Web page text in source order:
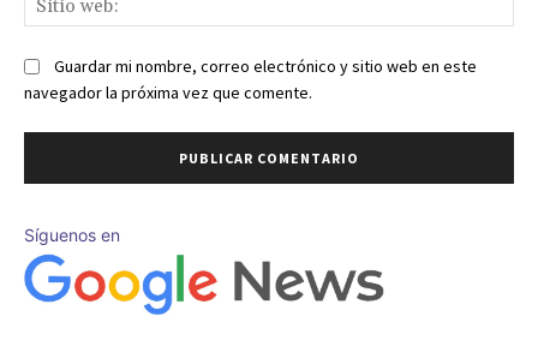
Guardar mi nombre, correo electrónico y sitio web en este
navegador la próxima vez que comente.
Síguenos en